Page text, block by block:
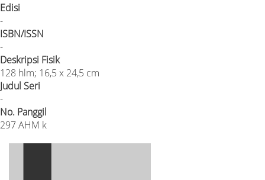
Edisi
-
ISBN/ISSN
-
Deskripsi Fisik
128 hlm; 16,5 x 24,5 cm
Judul Seri
-
No. Panggil
297 AHM k